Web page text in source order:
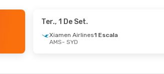
Ter., 1 De Set.
Xiamen Airlines1 Escala
AMS- SYD